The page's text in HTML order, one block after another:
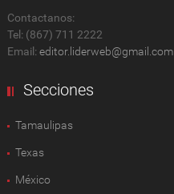
Contactanos:
Tel: (867) 711 2222
Email: editor.liderweb@gmail.com
Secciones
Tamaulipas
Texas
México